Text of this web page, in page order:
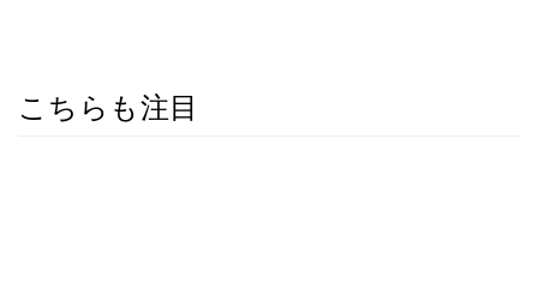
こちらも注目